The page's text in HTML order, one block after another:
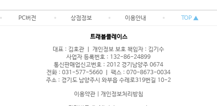
PC버전 상점정보 이용안내 TOP ▲
트래블플레이스
대표 : 김호관 ㅣ 개인정보 보호 책임자 : 김기수
사업자 등록번호 : 132-86-24899
통신판매업신고번호 : 2012 경기남양주 0674
전화 : 031-577-5660 ㅣ 팩스 : 070-8673-0034
주소 : 경기도 남양주시 와부읍 수레로319번길 10-2
이용약관| 개인정보처리방침